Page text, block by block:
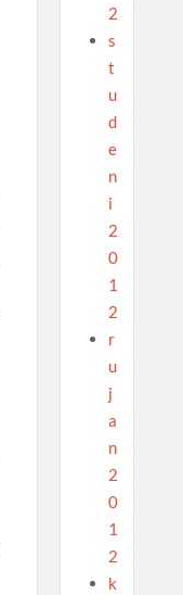
2
s
t
u
d
e
n
i
2
0
1
2
r
u
j
a
n
2
0
1
2
k